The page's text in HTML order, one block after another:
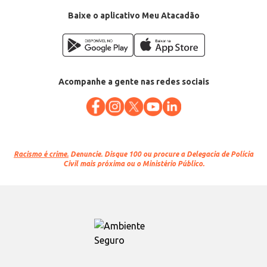
Baixe o aplicativo Meu Atacadão
Acompanhe a gente nas redes sociais
Racismo é crime. Denuncie. Disque 100 ou procure a Delegacia de Polícia
Civil mais próxima ou o Ministério Público.